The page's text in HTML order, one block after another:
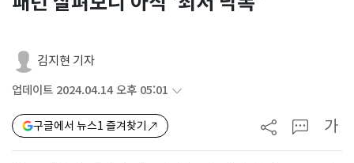
김지현 기자
업데이트 2024.04.14 오후 05:01
구글에서 뉴스1 즐겨찾기 가